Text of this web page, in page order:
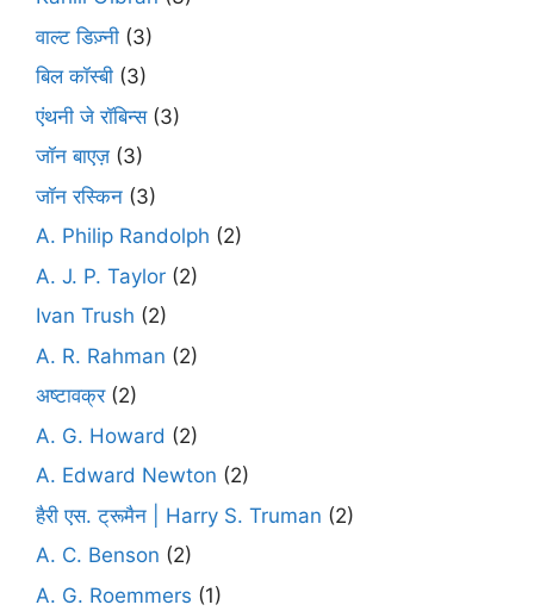
वाल्ट डिज़्नी (3)
बिल कॉस्बी (3)
एंथनी जे रॉबिन्स(3)
जॉन बाएज़ (3)
जॉन रस्किन (3)
A. Philip Randolph (2)
A. J. P. Taylor (2)
Ivan Trush (2)
A. R. Rahman (2)
अष्टावक्र(2)
A. G. Howard (2)
A. Edward Newton (2)
हैरी एस. ट्रूमैन | Harry S. Truman (2)
A. C. Benson (2)
A. G. Roemmers (1)